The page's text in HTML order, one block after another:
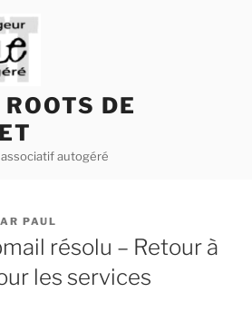
DE
autogéré
PAUL
résolu – Retour à
les services